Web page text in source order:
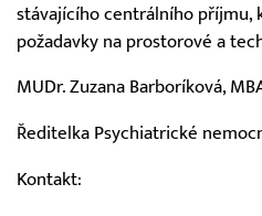
stávajícího centrálního příjmu,
požadavky na prostorové a
MUDr. Zuzana Barboríková,
Ředitelka Psychiatrické
Kontakt: